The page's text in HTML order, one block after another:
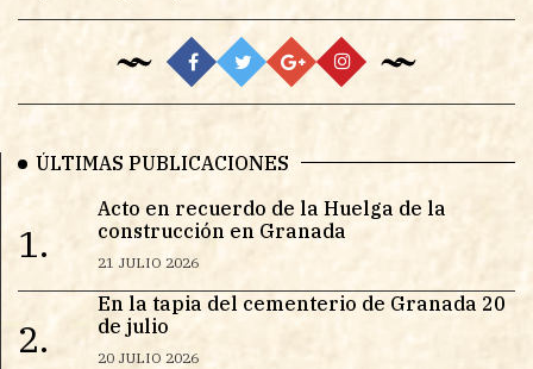
ÚLTIMAS PUBLICACIONES
1.
Acto en recuerdo de la Huelga de la
construcción en Granada
21 JULIO 2026
2.
En la tapia del cementerio de Granada 20
de julio
20 JULIO 2026